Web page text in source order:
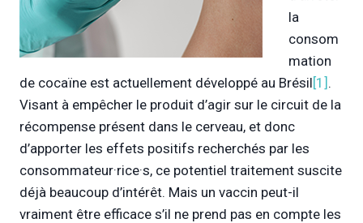
la
consom
mation
de cocaïne est actuellement développé au Brésil[1] .
Visant à empêcher le produit d’agir sur le circuit de la
récompense présent dans le cerveau, et donc
d’apporter les effets positifs recherchés par les
consommateur·rice·s, ce potentiel traitement suscite
déjà beaucoup d’intérêt. Mais un vaccin peut-il
vraiment être efficace s’il ne prend pas en compte les